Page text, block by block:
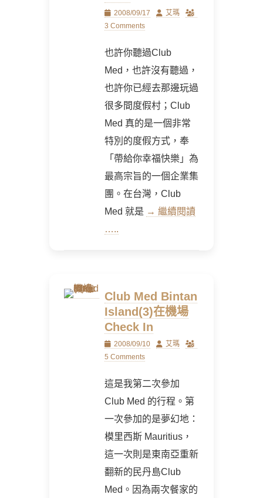
Posted
on
2008/09/17 Author
艾瑪
3 Comments
也許你聽過Club
Med，也許沒有聽過，
也許你已經去那邊玩過
很多間度假村；Club
Med 真的是一個非常
特別的度假方式，奉
「帶給你幸福快樂」為
最高宗旨的一個企業集
團。在台灣，Club
Med 就是 → 繼續閱讀
…..
Club Med Bintan
Island(3)在機場
Check In
Posted
on
2008/09/10 Author
艾瑪
5 Comments
這是我第二次參加
Club Med 的行程。第
一次參加的是夢幻地：
模里西斯 Mauritius，
這一次則是東南亞重新
翻新的民丹島Club
Med。因為兩次餐家的